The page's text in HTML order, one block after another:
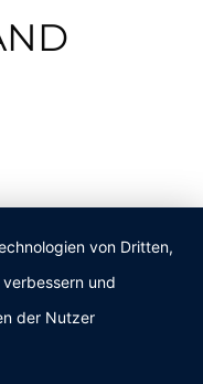
von Dritten,
und
der Nutzer